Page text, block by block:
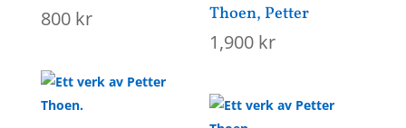
800 kr Thoen, Petter
1,900 kr